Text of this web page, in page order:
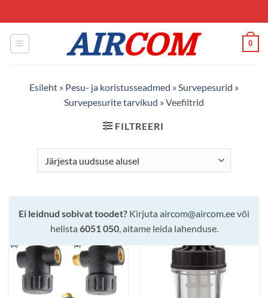
to
content
0
Esileht » Pesu- ja koristusseadmed » Survepesurid »
Survepesurite tarvikud » Veefiltrid
FILTREERI
Ei leidnud sobivat toodet? Kirjuta aircom@aircom.eevõi
helista 6051 050, aitame leida lahenduse.